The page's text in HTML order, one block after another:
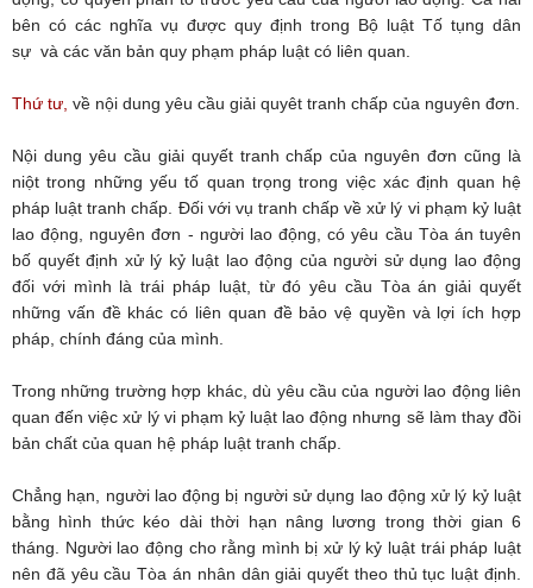
bên có các nghĩa vụ được quy định trong Bộ luật Tố tụng dân
sự và các văn bản quy phạm pháp luật có liên quan.
Thứ tư, về nội dung yêu cầu giải quyêt tranh chấp của nguyên đơn.
Nội dung yêu cầu giải quyết tranh chấp của nguyên đơn cũng là
niột trong những yếu tố quan trọng trong việc xác định quan hệ
pháp luật tranh chấp. Đối với vụ tranh chấp về xử lý vi phạm kỷ luật
lao động, nguyên đơn - người lao động, có yêu cầu Tòa án tuyên
bố quyết định xử lý kỷ luật lao động của người sử dụng lao động
đối với mình là trái pháp luật, từ đó yêu cầu Tòa án giải quyết
những vấn đề khác có liên quan đề bảo vệ quyền và lợi ích hợp
pháp, chính đáng của mình.
Trong những trường hợp khác, dù yêu cầu của người lao động liên
quan đến việc xử lý vi phạm kỷ luật lao động nhưng sẽ làm thay đồi
bản chất của quan hệ pháp luật tranh chấp.
Chẳng hạn, người lao động bị người sử dụng lao động xử lý kỷ luật
bằng hình thức kéo dài thời hạn nâng lương trong thời gian 6
tháng. Người lao động cho rằng mình bị xử lý kỷ luật trái pháp luật
nên đã yêu cầu Tòa án nhân dân giải quyết theo thủ tục luật định.